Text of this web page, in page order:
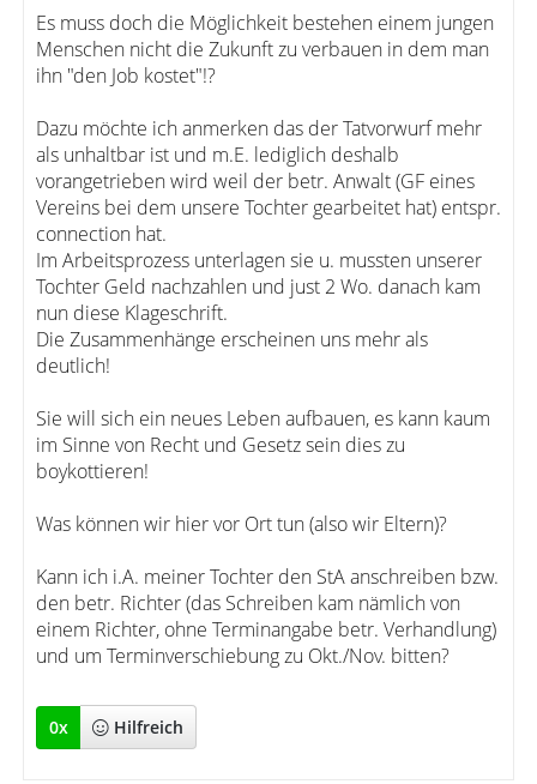
Es muss doch die Möglichkeit bestehen einem jungen
Menschen nicht die Zukunft zu verbauen in dem man
ihn "den Job kostet"!?
Dazu möchte ich anmerken das der Tatvorwurf mehr
als unhaltbar ist und m.E. lediglich deshalb
vorangetrieben wird weil der betr. Anwalt (GF eines
Vereins bei dem unsere Tochter gearbeitet hat) entspr.
connection hat.
Im Arbeitsprozess unterlagen sie u. mussten unserer
Tochter Geld nachzahlen und just 2 Wo. danach kam
nun diese Klageschrift.
Die Zusammenhänge erscheinen uns mehr als
deutlich!
Sie will sich ein neues Leben aufbauen, es kann kaum
im Sinne von Recht und Gesetz sein dies zu
boykottieren!
Was können wir hier vor Ort tun (also wir Eltern)?
Kann ich i.A. meiner Tochter den StA anschreiben bzw.
den betr. Richter (das Schreiben kam nämlich von
einem Richter, ohne Terminangabe betr. Verhandlung)
und um Terminverschiebung zu Okt./Nov. bitten?
0x Hilfreich